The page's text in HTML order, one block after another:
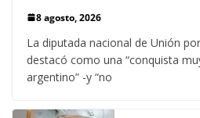
8 agosto, 2026
La diputada nacional de Unión
destacó como una “conquista
argentino” -y “no